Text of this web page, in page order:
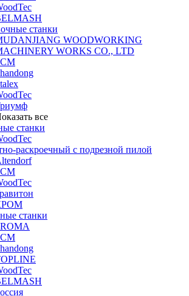
станки
WOODWORKING
WORKS CO., LTD
все
станки
раскроечный с подрезной пилой
станки